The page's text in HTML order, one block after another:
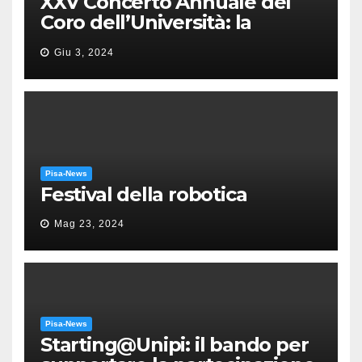
Coro dell’Università: la
“Messa in gloria” di Giacomo
Puccini
Giu 3, 2024
Pisa-News
Festival della robotica
Mag 23, 2024
Pisa-News
Starting@Unipi: il bando per